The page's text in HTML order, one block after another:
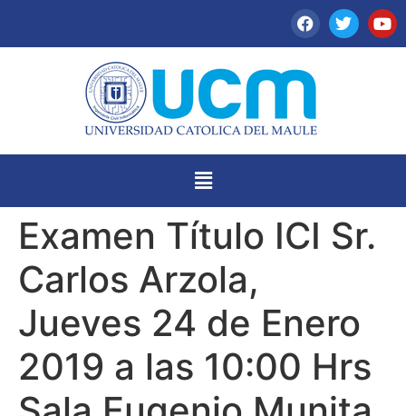
Examen Título ICI Sr.
Carlos Arzola,
Jueves 24 de Enero
2019 a las 10:00 Hrs